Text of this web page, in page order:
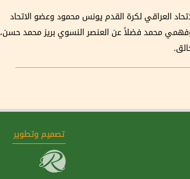
العراقي لكرة القدم يونس محمود وعضو الاتحاد
وفهمي محمد فضلاً عن العنصر النسوي بريز محمد حسن،
تصميم وتطوير